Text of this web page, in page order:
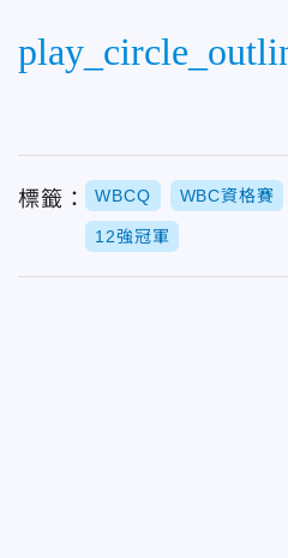
標籤： WBCQ WBC資格賽
12強冠軍